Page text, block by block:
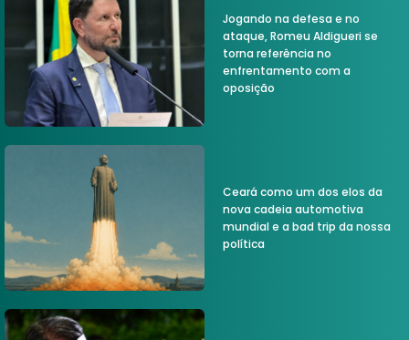
Jogando na defesa e no
ataque, Romeu Aldigueri se
torna referência no
enfrentamento com a
oposição
Ceará como um dos elos da
nova cadeia automotiva
mundial e a bad trip da nossa
política